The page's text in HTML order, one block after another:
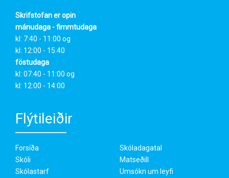
Skrifstofan er opin
mánudaga - fimmtudaga
kl: 7:40 - 11:00 og
kl: 12:00 - 15:40
föstudaga
kl: 07:40 - 11:00 og
kl: 12:00 - 14:00
Flýtileiðir
Forsíða
Skóli
Skólastarf
Skóladagatal
Matseðill
Umsókn um leyfi